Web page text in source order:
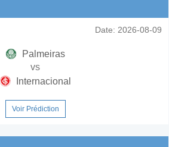
Date: 2026-08-09
Palmeiras
vs
Internacional
Voir Prédiction